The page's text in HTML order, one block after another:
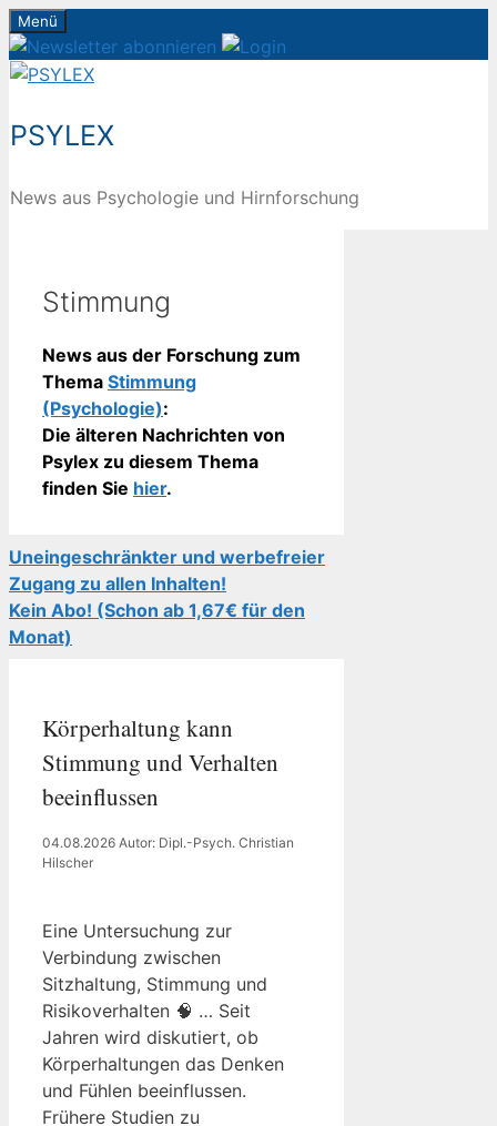
Zum
Inhalt
springen
Menü
PSYLEX
News aus Psychologie und Hirnforschung
Stimmung
News aus der Forschung zum
Thema Stimmung
(Psychologie):
Die älteren Nachrichten von
Psylex zu diesem Thema
finden Sie hier.
Uneingeschränkter und werbefreier
Zugang zu allen Inhalten!
Kein Abo! (Schon ab 1,67€ für den
Monat)
Körperhaltung kann
Stimmung und Verhalten
beeinflussen
04.08.2026 Autor: Dipl.-Psych. Christian
Hilscher
Eine Untersuchung zur
Verbindung zwischen
Sitzhaltung, Stimmung und
Risikoverhalten 🧠 … Seit
Jahren wird diskutiert, ob
Körperhaltungen das Denken
und Fühlen beeinflussen.
Frühere Studien zu